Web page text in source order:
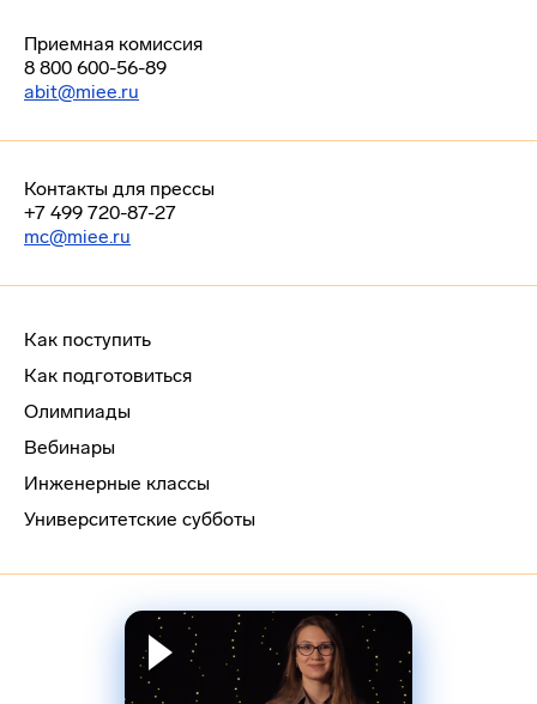
Приемная комиссия
8 800 600-56-89
abit@miee.ru
Контакты для прессы
+7 499 720-87-27
mc@miee.ru
Как поступить
Как подготовиться
Олимпиады
Вебинары
Инженерные классы
Университетские субботы